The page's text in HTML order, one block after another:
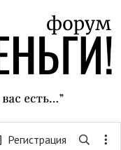
Регистрация